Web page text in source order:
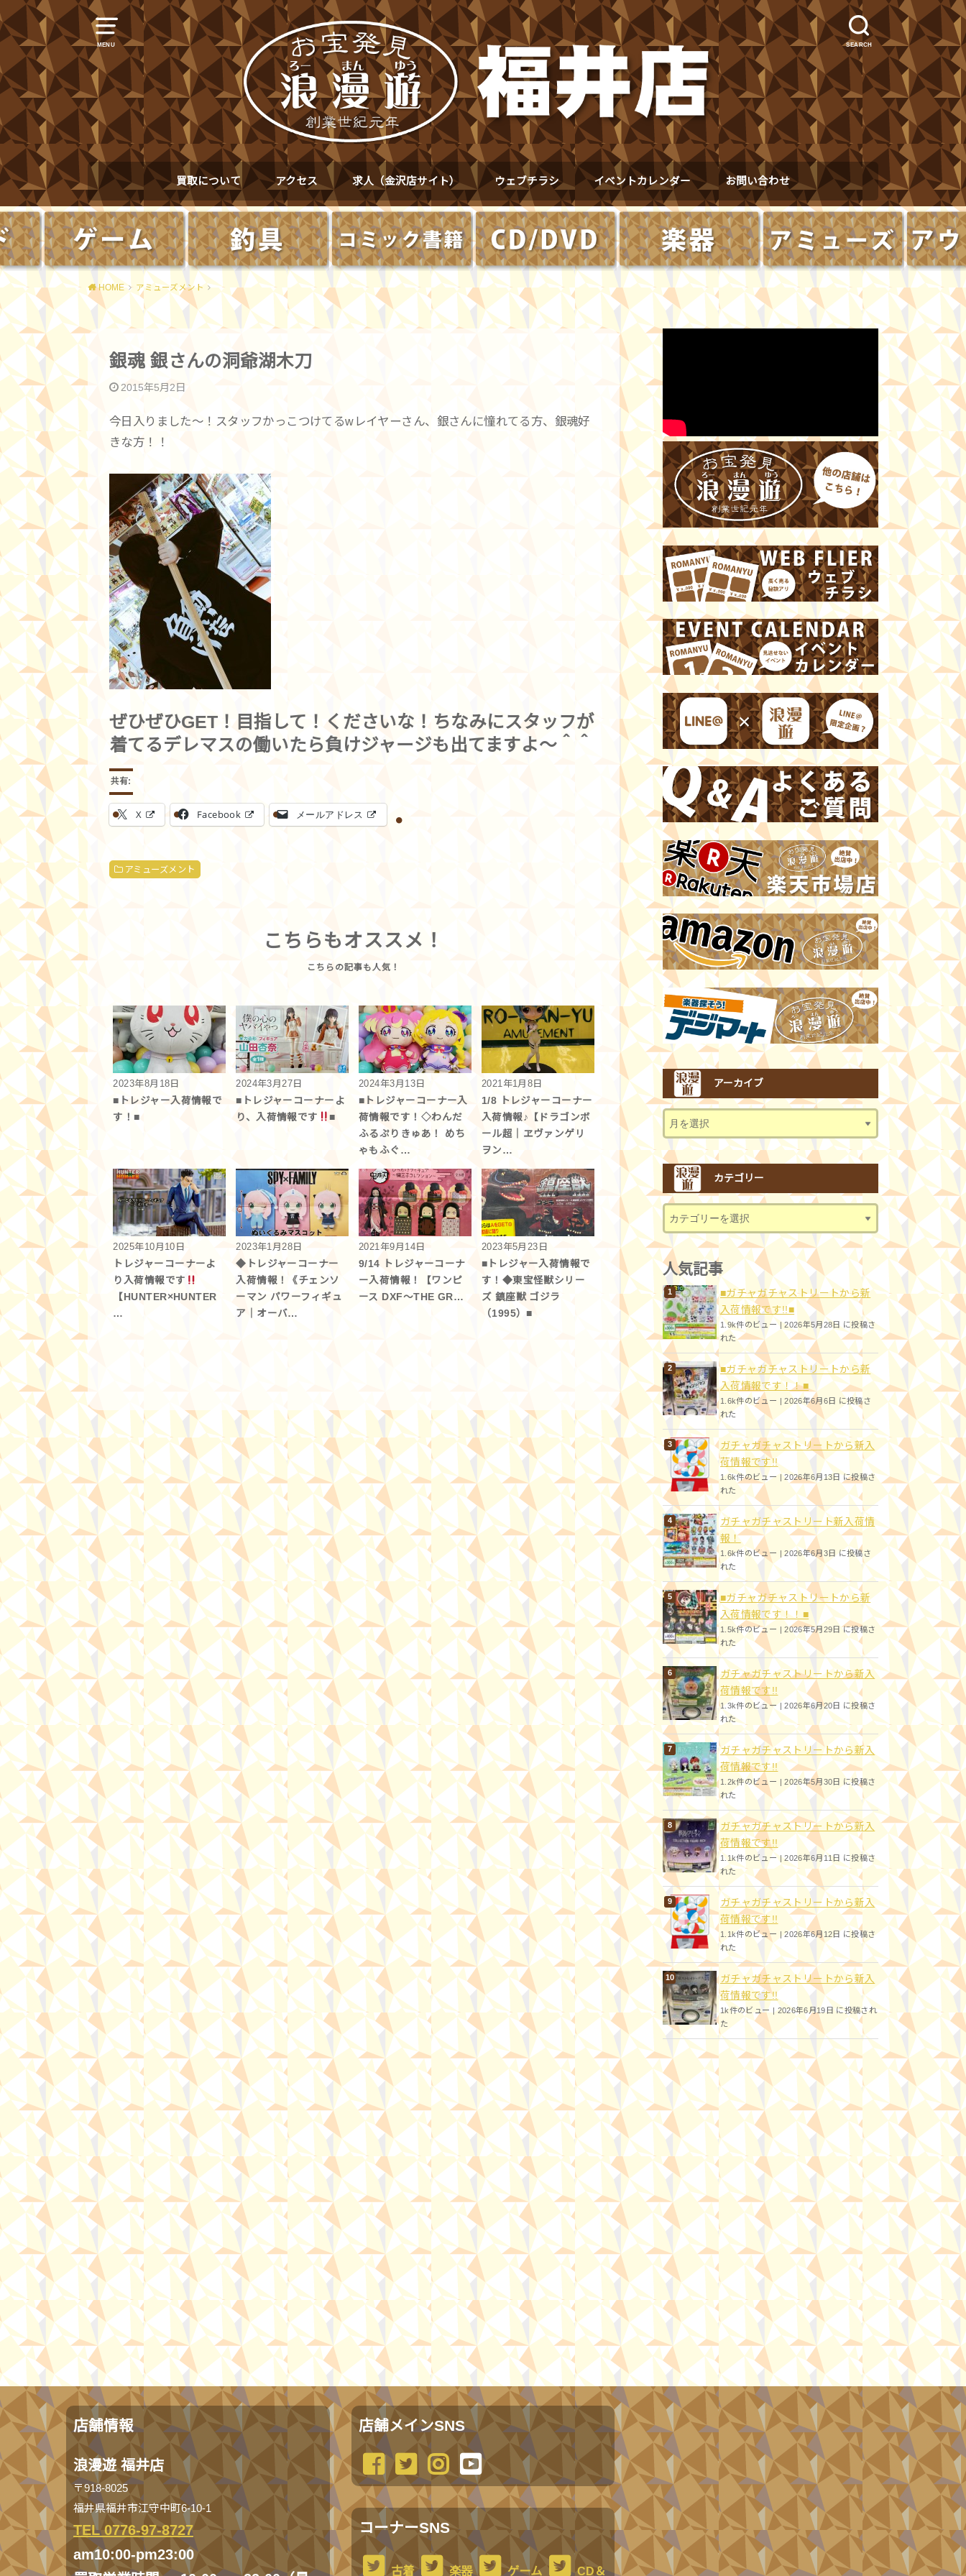
MENU SEARCH
買取について アクセス 求人（金沢店サイト） ウェブチラシ イベントカレンダー お問い合わせ
HOME アミューズメント
銀魂 銀さんの洞爺湖木刀
2015年5月2日
今日入りました〜！スタッフかっこつけてるwレイヤーさん、銀さんに憧れてる方、銀魂好
きな方！！
ぜひぜひGET！目指して！くださいな！ちなみにスタッフが
着てるデレマスの働いたら負けジャージも出てますよ〜＾＾
共有:
X Facebook メールアドレス
アミューズメント
こちらもオススメ！
2023年8月18日
■トレジャー入荷情報で
す！■
2024年3月27日
■トレジャーコーナーよ
り、入荷情報です
■
2024年3月13日
■トレジャーコーナー入
荷情報です！◇わんだ
ふるぷりきゅあ！ めち
ゃもふぐ…
2021年1月8日
1/8 トレジャーコーナー
入荷情報♪【ドラゴンボ
ール超｜ヱヴァンゲリ
ヲン…
2025年10月10日
トレジャーコーナーよ
り入荷情報です
【HUNTER×HUNTER
…
2023年1月28日
◆トレジャーコーナー
入荷情報！《チェンソ
ーマン パワーフィギュ
ア｜オーバ…
2021年9月14日
9/14 トレジャーコーナ
ー入荷情報！【ワンピ
ース DXF～THE GR…
2023年5月23日
■トレジャー入荷情報で
す！◆東宝怪獣シリー
ズ 鎮座獣 ゴジラ
（1995）■
アーカイブ
カテゴリー
人気記事
■ガチャガチャストリートから新
入荷情報です!!■
1.9k件のビュー|2026年5月28日 に投稿さ
れた
■ガチャガチャストリートから新
入荷情報です！！■
1.6k件のビュー |2026年6月6日 に投稿さ
れた
ガチャガチャストリートから新入
荷情報です!!
1.6k件のビュー|2026年6月13日 に投稿さ
れた
ガチャガチャストリート新入荷情
報！
1.6k件のビュー |2026年6月3日 に投稿さ
れた
■ガチャガチャストリートから新
入荷情報です！！■
1.5k件のビュー |2026年5月29日 に投稿さ
れた
ガチャガチャストリートから新入
荷情報です!!
1.3k件のビュー|2026年6月20日 に投稿さ
れた
ガチャガチャストリートから新入
荷情報です!!
1.2k件のビュー |2026年5月30日 に投稿さ
れた
ガチャガチャストリートから新入
荷情報です!!
1.1k件のビュー|2026年6月11日 に投稿さ
れた
ガチャガチャストリートから新入
荷情報です!!
1.1k件のビュー |2026年6月12日 に投稿さ
れた
ガチャガチャストリートから新入
荷情報です!!
1k件のビュー |2026年6月19日 に投稿され
た
店舗情報
浪漫遊 福井店
〒918-8025
福井県福井市江守中町6-10-1
TEL 0776-97-8727
am10:00-pm23:00
店舗メインSNS
コーナーSNS
古着 楽器 ゲーム CD＆